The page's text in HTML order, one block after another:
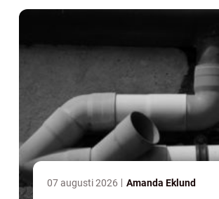
07 augusti 2026 Amanda Eklund